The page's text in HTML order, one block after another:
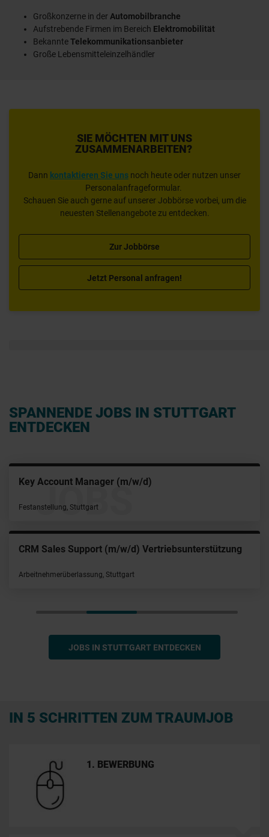
Großkonzerne in derAutomobilbranche
Aufstrebende Firmen im Bereich Elektromobilität
BekannteTelekommunikationsanbieter
Große Lebensmitteleinzelhändler
SIE MÖCHTEN MIT UNS
ZUSAMMENARBEITEN?
Dann kontaktieren Sie uns noch heute oder nutzen unser
Personalanfrageformular.
Schauen Sie auch gerne auf unserer Jobbörse vorbei, um die
neuesten Stellenangebote zu entdecken.
Zur Jobbörse
Jetzt Personal anfragen!
JOBS
SPANNENDE JOBS IN STUTTGART
ENTDECKEN
Key Account Manager (m/w/d)
Festanstellung, Stuttgart
CRM Sales Support (m/w/d) Vertriebsunterstützung
Arbeitnehmerüberlassung, Stuttgart
JOBS IN STUTTGART ENTDECKEN
IN 5 SCHRITTEN ZUM TRAUMJOB
1. BEWERBUNG